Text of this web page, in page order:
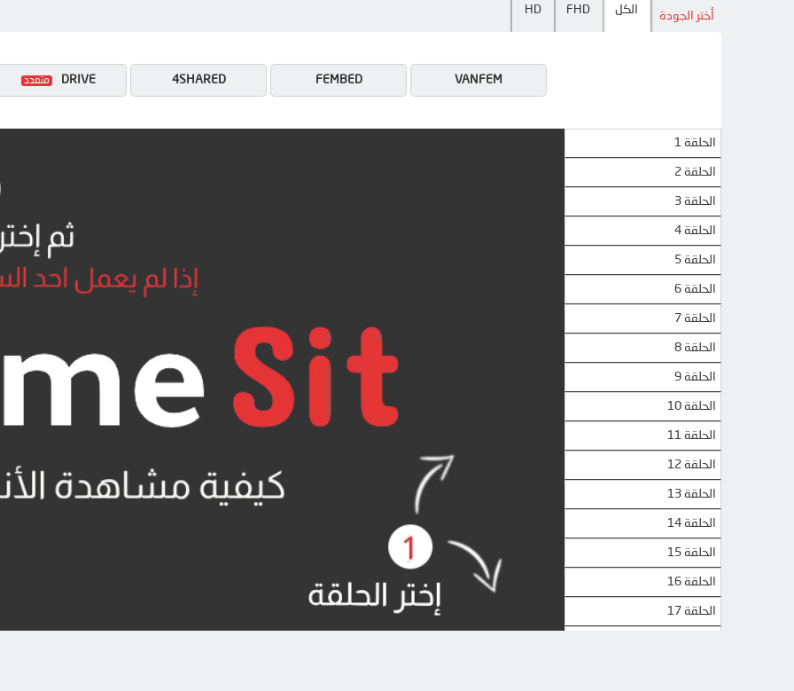
أختر الجودة الكل FHD
HD
VANFEM
FEMBED
4SHARED
DRIVE
الحلقة 1
الحلقة 2
الحلقة 3
الحلقة 4
الحلقة 5
الحلقة 6
الحلقة 7
الحلقة 8
الحلقة 9
الحلقة 10
الحلقة 11
الحلقة 12
الحلقة 13
الحلقة 14
الحلقة 15
الحلقة 16
الحلقة 17